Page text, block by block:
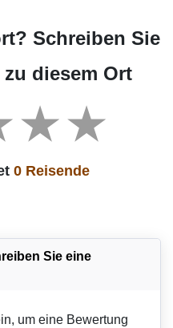
Schreiben Sie
diesem Ort
0 Reisende
Sie eine
um eine Bewertung